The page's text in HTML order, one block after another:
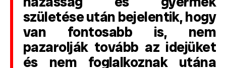
születése után bejelentik, hogy
van fontosabb is, nem
pazarolják tovább az idejüket
és nem foglalkoznak utána